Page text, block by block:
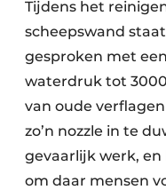
Tijdens het
scheepswand
gesproken met
waterdruk tot
van oude
zo’n nozzle in te
gevaarlijk werk,
om daar mensen